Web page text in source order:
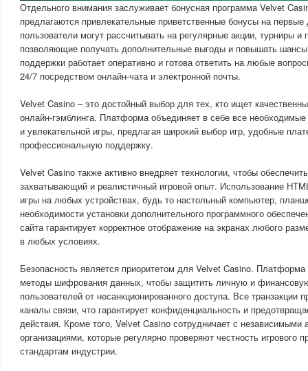
Отдельного внимания заслуживает бонусная программа Velvet
предлагаются привлекательные приветственные бонусы на
пользователи могут рассчитывать на регулярные акции, турниры
позволяющие получать дополнительные выгоды и повышать
поддержки работает оперативно и готова ответить на любые
24/7 посредством онлайн-чата и электронной почты.
Velvet Casino – это достойный выбор для тех, кто ищет
онлайн-гэмблинга. Платформа объединяет в себе все
и увлекательной игры, предлагая широкий выбор игр, удобные
профессиональную поддержку.
Velvet Casino также активно внедряет технологии, чтобы
захватывающий и реалистичный игровой опыт. Использование
игры на любых устройствах, будь то настольный компьютер,
необходимости установки дополнительного программного
сайта гарантирует корректное отображение на экранах любого
в любых условиях.
Безопасность является приоритетом для Velvet Casino.
методы шифрования данных, чтобы защитить личную и
пользователей от несанкционированного доступа. Все транзакции
каналы связи, что гарантирует конфиденциальность и
действия. Кроме того, Velvet Casino сотрудничает с независимыми
организациями, которые регулярно проверяют честность игрового
стандартам индустрии.